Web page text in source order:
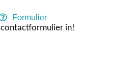
Formulier
in!